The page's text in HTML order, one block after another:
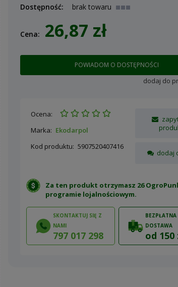
Dostępność: brak towaru
Cena: 26,87 zł
POWIADOM O DOSTĘPNOŚCI
dodaj do
Ocena:
Marka: Ekodarpol
Kod produktu: 5907520407416
dodaj
Za ten produkt otrzymasz 26
programie lojalnościowym.
SKONTAKTUJ SIĘ Z
NAMI
797 017 298
BEZPŁATNA
DOSTAWA
od 150